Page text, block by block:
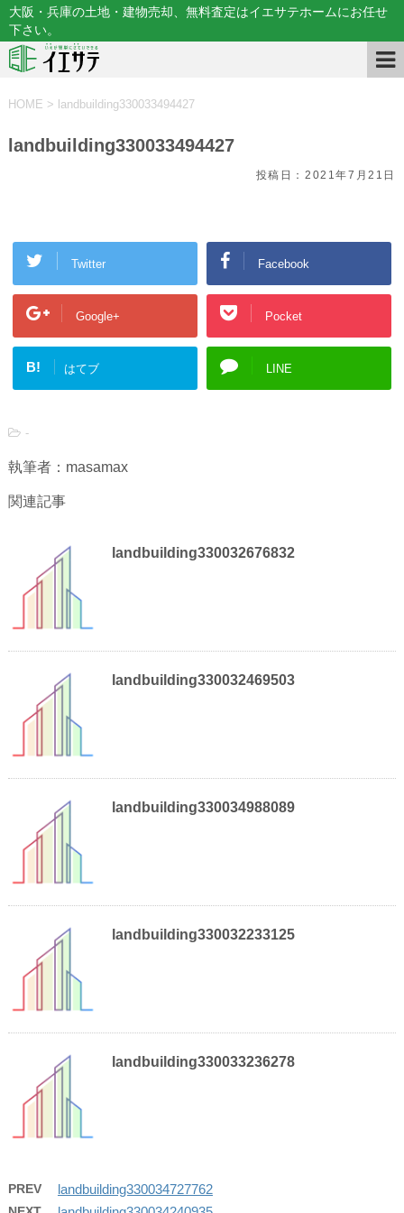
大阪・兵庫の土地・建物売却、無料査定はイエサテホームにお任せ
下さい。
HOME > landbuilding330033494427
landbuilding330033494427
投稿日：2021年7月21日
Twitter Facebook
Google+ Pocket
B! はてブ LINE
-
執筆者：masamax
関連記事
landbuilding330032676832
landbuilding330032469503
landbuilding330034988089
landbuilding330032233125
landbuilding330033236278
PREV landbuilding330034727762